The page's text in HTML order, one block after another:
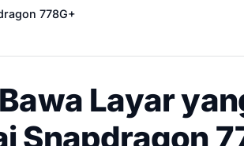
778G+
Layar
Snapdragon